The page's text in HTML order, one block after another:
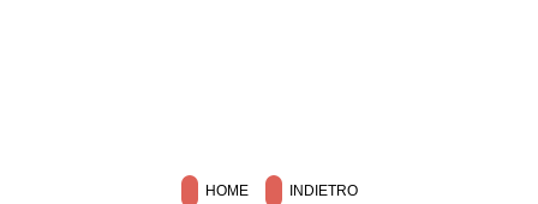
HOME INDIETRO